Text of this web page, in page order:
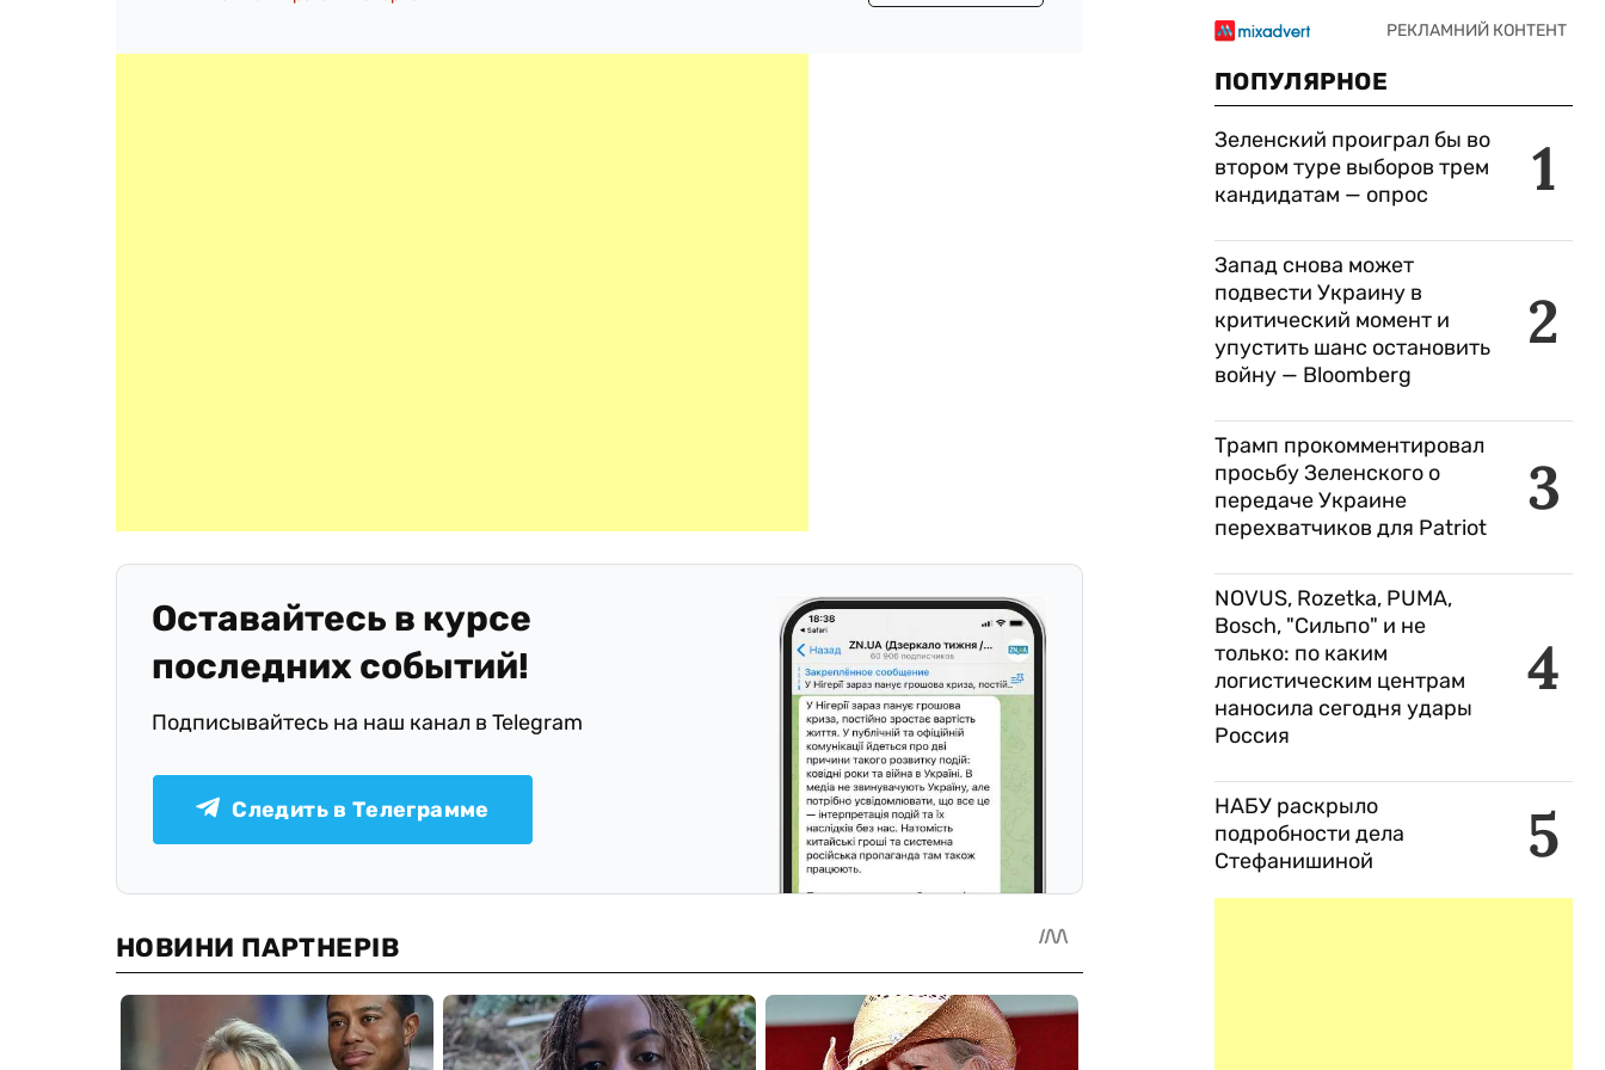
Оставайтесь в курсе
последних событий!
Подписывайтесь на наш канал в Telegram
Следить в Телеграмме
ПОПУЛЯРНОЕ
1
Зеленский проиграл бы во
втором туре выборов трем
кандидатам — опрос
2
Запад снова может
подвести Украину в
критический момент и
упустить шанс остановить
войну — Bloomberg
3
Трамп прокомментировал
просьбу Зеленского о
передаче Украине
перехватчиков для Patriot
4
NOVUS, Rozetka, PUMA,
Bosch, "Сильпо" и не
только: по каким
логистическим центрам
наносила сегодня удары
Россия
5
НАБУ раскрыло
подробности дела
Стефанишиной